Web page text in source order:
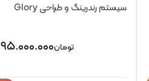
سیستم رندرینگ و طراحی Glory
تومان۹۵.۰۰۰.۰۰۰